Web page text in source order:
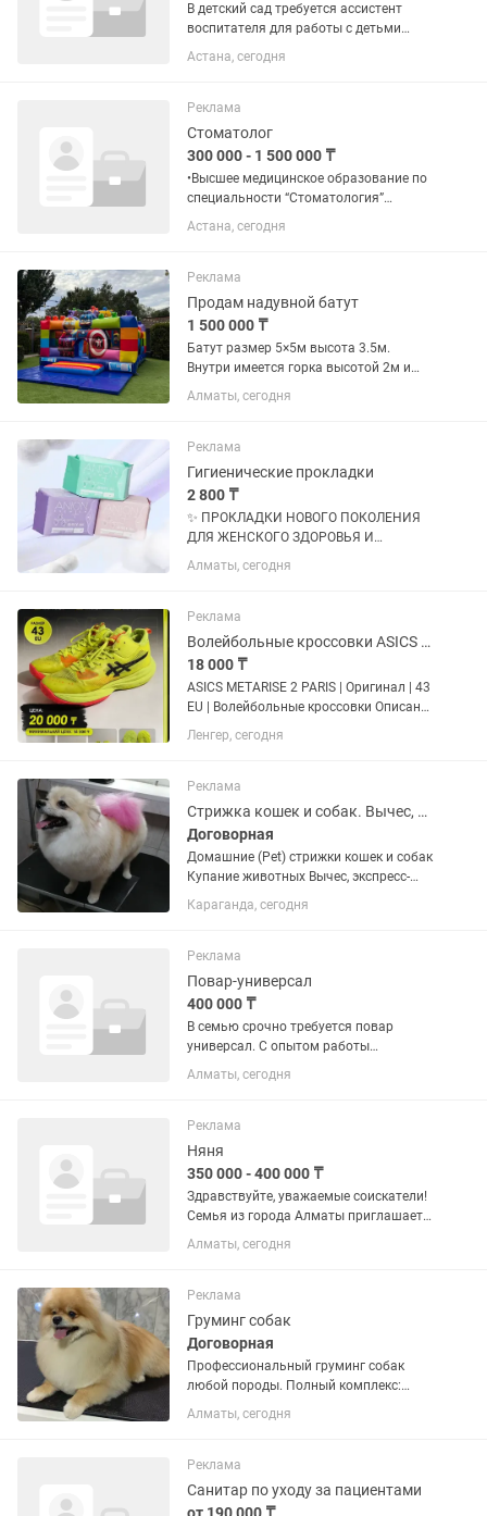
В детский сад требуется ассистент
воспитателя для работы с детьми
дошкольного возраста. Мы ищем
внимательную, доброжелательную и
работы с детьми. Обязанности: •Уход
за...
Астана, сегодня
Реклама
Стоматолог
300 000 - 1 500 000 ₸
•Высшее медицинское образование по
специальности “Стоматология”
•Действующий сертификат (лицензия)
•Опыт работы от 6 лет с момента
современными методами диагностики
и...
Астана, сегодня
Реклама
Продам надувной батут
1 500 000 ₸
Батут размер 5×5м высота 3.5м.
Внутри имеется горка высотой 2м и
игровая зона с надувными столбами в
стиле Супергерои Marvel LEGO!
7 лет. На батут имеются все...
Алматы, сегодня
Реклама
Гигиенические прокладки
2 800 ₸
✨ ПРОКЛАДКИ НОВОГО ПОКОЛЕНИЯ
ДЛЯ ЖЕНСКОГО ЗДОРОВЬЯ И
КОМФОРТА ✨ Забудьте про
дискомфорт, запах и протечки в
ТЕХНОЛОГИИ В 1 ПРОКЛАДКЕ: 1.
ЯПОНСКИЙ ВПИТЫВАЮЩИЙ СЛОЙ...
Алматы, сегодня
Реклама
Волейбольные кроссовки ASICS METARISE 2 PARIS
18 000 ₸
ASICS METARISE 2 PARIS | Оригинал | 43
EU | Волейбольные кроссовки Описание
Продаю оригинальные ASICS METARISE
2 PARIS в яркой расцветке Safety
— б/у,...
Ленгер, сегодня
Реклама
Стрижка кошек и собак. Вычес, мойка, тримминг
Договорная
Домашние (Pet) стрижки кошек и собак
Купание животных Вычес, экспресс-
линька Гигиенические процедуры
(подрезание когтей, чистка ушей,
чистка параанальных...
Караганда, сегодня
Реклама
Повар-универсал
400 000 ₸
В семью срочно требуется повар
универсал. С опытом работы
Требования: Опыт работы поваром.
Умение готовить вкусную и
Аккуратность, чистоплотность и...
Алматы, сегодня
Реклама
Няня
350 000 - 400 000 ₸
Здравствуйте, уважаемые соискатели!
Семья из города Алматы приглашает
заботливую и профессиональную
няню для своего сына (11 месяцев).
График: 2/2 с...
Алматы, сегодня
Реклама
Груминг собак
Договорная
Профессиональный груминг собак
любой породы. Полный комплекс:
Стрижка, подпил когтей Чистка ушей
Мойка в 3 этапа Стрижка, экспресс
колтунов, тримминг, ( в...
Алматы, сегодня
Реклама
Санитар по уходу за пациентами